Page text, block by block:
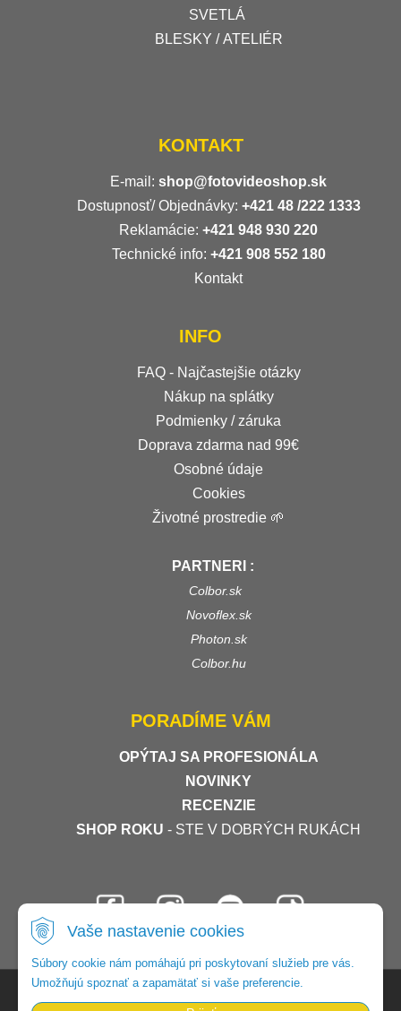
Vaše nastavenie cookies
Súbory cookie nám pomáhajú pri poskytovaní služieb pre vás.
Umožňujú spoznať a zapamätať si vaše preferencie.
SVETLÁ
BLESKY / ATELIÉR
KONTAKT
E-mail: shop@fotovideoshop.sk
Dostupnosť/ Objednávky: +421 48 /222 1333
Reklamácie: +421 948 930 220
Technické info: +421 908 552 180
Kontakt
INFO
FAQ - Najčastejšie otázky
Nákup na splátky
Podmienky / záruka
Doprava zdarma nad 99€
Osobné údaje
Cookies
Životné prostredie 🌱
PARTNERI :
Colbor.sk
Novoflex.sk
Photon.sk
Colbor.hu
PORADÍME VÁM
OPÝTAJ SA PROFESIONÁLA
NOVINKY
RECENZIE
SHOP ROKU - STE V DOBRÝCH RUKÁCH
© 2026 Foto-video-shop •tvorba eshopu cez UNIobchod
spoločnostiWEBYGROUP